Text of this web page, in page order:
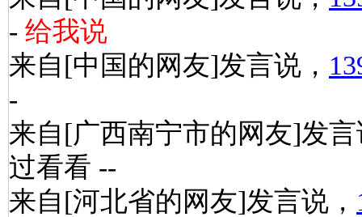
- 给我说
来自[中国的网友]发言说，
-
来自[广西南宁市的网友]发
过看看 --
来自[河北省的网友]发言说，